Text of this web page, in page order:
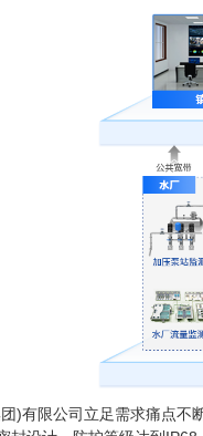
)有限公司立足需求痛点